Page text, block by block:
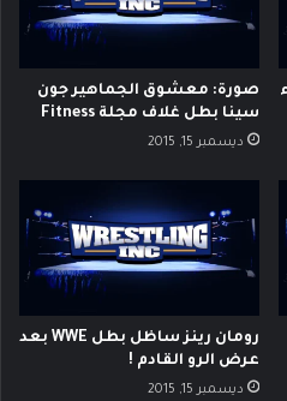
صورة: معشوق الجماهير جون
سينا بطل غلاف مجلة Fitness
ديسمبر 15, 2015
رومان رينز ساظل بطل WWE بعد
عرض الرو القادم !
ديسمبر 15, 2015